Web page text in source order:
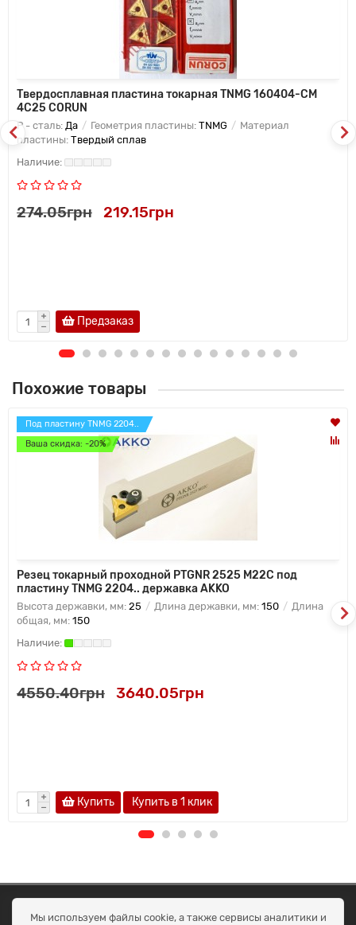
Твердосплавная пластина токарная TNMG 160404-CM
4C25 CORUN
P - сталь: Да Геометрия пластины: TNMG
Материал
пластины: Твердый сплав
274.05грн 219.15грн
Предзаказ
Похожие товары
Под пластину TNMG 2204..
Ваша скидка: -20%
Резец токарный проходной PTGNR 2525 M22C под
пластину TNMG 2204.. державка AKKO
Высота державки, мм: 25 Длина державки, мм: 150
Длина
общая, мм: 150
4550.40грн 3640.05грн
Купить Купить в 1 клик
ОКЕАН ТРЕЙД
Договір публичної оферти
Мы используем файлы cookie, а также сервисы аналитики и